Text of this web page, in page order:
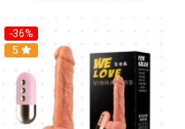
-36%
5